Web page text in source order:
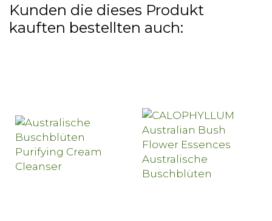
Kunden die dieses Produkt
kauften bestellten auch: